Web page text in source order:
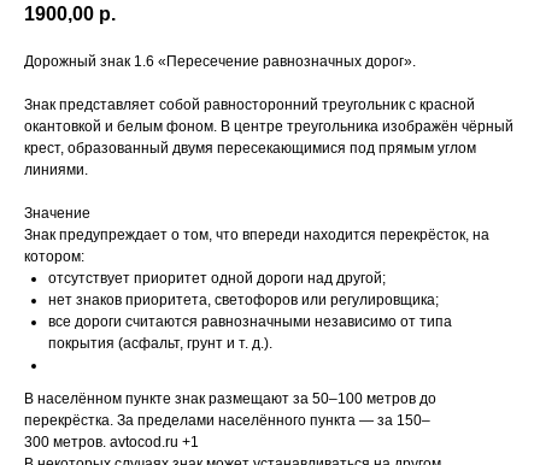
1900,00 р.
Дорожный знак 1.6 «Пересечение равнозначных дорог».
Знак представляет собой равносторонний треугольник с красной
окантовкой и белым фоном. В центре треугольника изображён чёрный
крест, образованный двумя пересекающимися под прямым углом
линиями.
Значение
Знак предупреждает о том, что впереди находится перекрёсток, на
котором:
отсутствует приоритет одной дороги над другой;
нет знаков приоритета, светофоров или регулировщика;
все дороги считаются равнозначными независимо от типа
покрытия (асфальт, грунт и т. д.).
В населённом пункте знак размещают за 50–100 метров до
перекрёстка. За пределами населённого пункта — за 150–
300 метров. avtocod.ru +1